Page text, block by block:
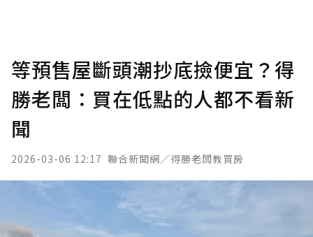
等預售屋斷頭潮抄底撿便宜？得
勝老闆：買在低點的人都不看新
聞
2026-03-06 12:17 聯合新聞網／得勝老闆教買房